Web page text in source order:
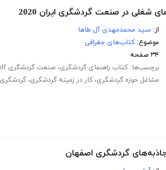
شغلی در صنعت گردشگری ایران 2020
از: سید محمدمهدی آل طاها
موضوع: کتاب‌های جغرافی
۳۴ صفحه
برچسب‌ها: کتاب راهنمای گردشگری، صنعت گردشگری pdf
مشاغل حوزه گردشگری، کار در زمینه گردشگری، گردشگری
گردشگری اصفهان